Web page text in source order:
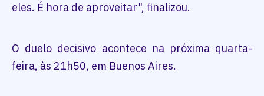
eles. É hora de aproveitar", finalizou.
O duelo decisivo acontece na próxima quarta-
feira, às 21h50, em Buenos Aires.